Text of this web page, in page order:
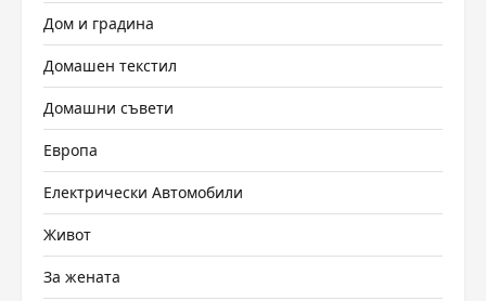
Дом и градина
Домашен текстил
Домашни съвети
Европа
Електрически Автомобили
Живот
За жената